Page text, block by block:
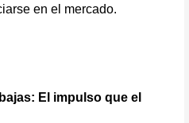
en el mercado.
El impulso que el